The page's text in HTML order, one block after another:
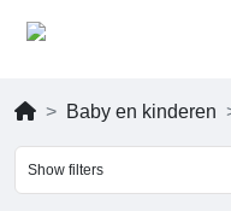
Baby en kinderen
Show filters